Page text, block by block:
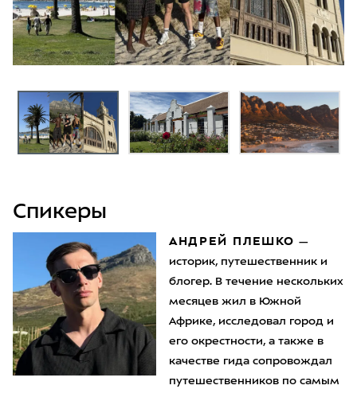
Спикеры
АНДРЕЙ ПЛЕШКО —
историк, путешественник и
блогер. В течение нескольких
месяцев жил в Южной
Африке, исследовал город и
его окрестности, а также в
качестве гида сопровождал
путешественников по самым